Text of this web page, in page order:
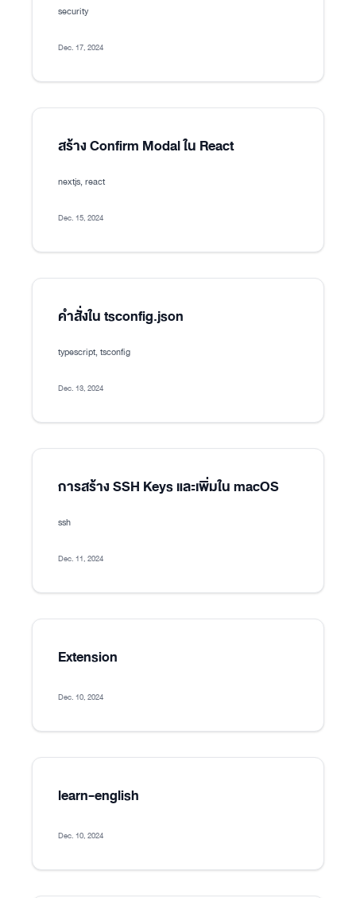
security
Dec. 17, 2024
สร้าง Confirm Modal ใน React
nextjs, react
Dec. 15, 2024
คำสั่งใน tsconfig.json
typescript, tsconfig
Dec. 13, 2024
การสร้าง SSH Keys และเพิ่มใน macOS
ssh
Dec. 11, 2024
Extension
Dec. 10, 2024
learn-english
Dec. 10, 2024